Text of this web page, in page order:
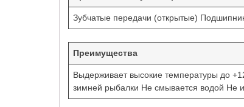
Зубчатые передачи (открытые)
Преимущества
Выдерживает высокие температуры до
зимней рыбалки Не смывается водой Не